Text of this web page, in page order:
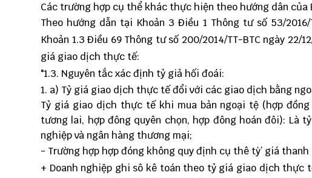
Các trường hợp cụ thể khác thực hiện theo hướng dân của
Theo hướng dẫn tại Khoản 3 Điều 1 Thông tư số 53/
Khoản 1.3 Điều 69 Thông tư số 200/2014/TT-BTC ngày
giá giao dịch thực tế:
"1.3. Nguyên tắc xác định tỷ giả hối đoái:
a) Tỷ giá giao dịch thực tế đổi với các giao dịch bằng
Tỷ giá giao dịch thực tế khi mua bản ngoại tệ (hợp
tương lai, hợp đông quyên chọn, hợp đông hoán đôi): Là
nghiệp và ngân hàng thương mại;
- Trường hợp hợp đóng không quy định cụ thê tỳ’ giá thanh
+ Doanh nghiệp ghi sô kê toán theo tỷ giá giao dịch thực